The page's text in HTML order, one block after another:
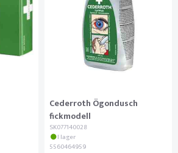
Cederroth Ögondusch
fickmodell
SK077140028
I lager
5560464959